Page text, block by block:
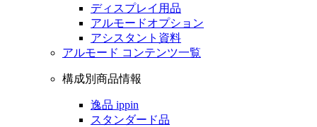
ディスプレイ用品
アルモードオプション
アシスタント資料
アルモード コンテンツ一覧
構成別商品情報
逸品 ippin
スタンダード品